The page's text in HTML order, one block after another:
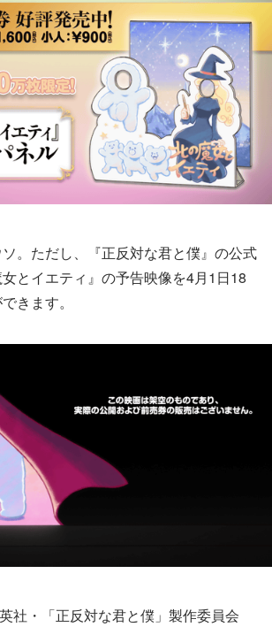
。ただし、『正反対な君と僕』の公式
とイエティ』の予告映像を4月1日18
きます。
社・「正反対な君と僕」製作委員会